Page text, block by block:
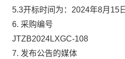
5.3开标时间为： 2024年8月 15 日
6. 采购编号
JTZB2024LXGC-108
7. 发布公告的媒体